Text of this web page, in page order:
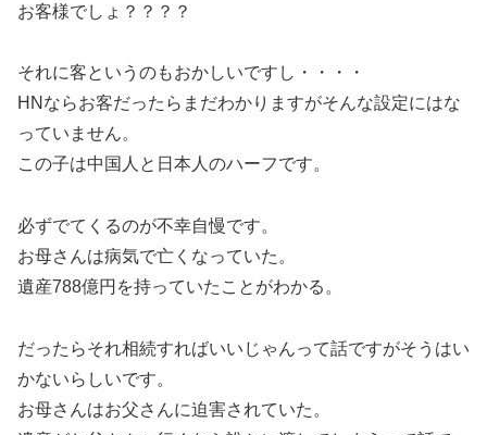
お客様でしょ？？？？
それに客というのもおかしいですし・・・・
HNならお客だったらまだわかりますがそんな設定にはな
っていません。
この子は中国人と日本人のハーフです。
必ずでてくるのが不幸自慢です。
お母さんは病気で亡くなっていた。
遺産788億円を持っていたことがわかる。
だったらそれ相続すればいいじゃんって話ですがそうはい
かないらしいです。
お母さんはお父さんに迫害されていた。